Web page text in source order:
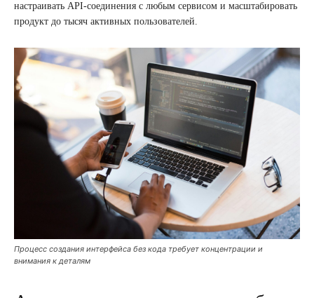
настраивать API-соединения с любым сервисом и масштабировать
продукт до тысяч активных пользователей.
Процесс создания интерфейса без кода требует концентрации и
внимания к деталям